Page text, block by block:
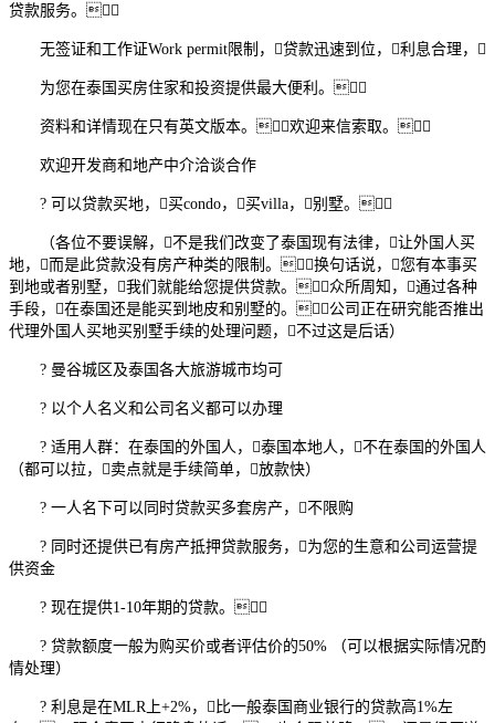
贷款服务。
无签证和工作证Work permit限制，贷款迅速到位，利息合理，
为您在泰国买房住家和投资提供最大便利。
资料和详情现在只有英文版本。欢迎来信索取。
欢迎开发商和地产中介洽谈合作
? 可以贷款买地，买condo，买villa，别墅。
（各位不要误解，不是我们改变了泰国现有法律，让外国人买
地，而是此贷款没有房产种类的限制。换句话说，您有本事买
到地或者别墅，我们就能给您提供贷款。众所周知，通过各种
手段，在泰国还是能买到地皮和别墅的。公司正在研究能否推出
代理外国人买地买别墅手续的处理问题，不过这是后话）
? 曼谷城区及泰国各大旅游城市均可
? 以个人名义和公司名义都可以办理
? 适用人群：在泰国的外国人，泰国本地人，不在泰国的外国人
（都可以拉，卖点就是手续简单，放款快）
? 一人名下可以同时贷款买多套房产，不限购
? 同时还提供已有房产抵押贷款服务，为您的生意和公司运营提
供资金
? 现在提供1-10年期的贷款。
? 贷款额度一般为购买价或者评估价的50% （可以根据实际情况酌
情处理）
? 利息是在MLR上+2%，比一般泰国商业银行的贷款高1%左